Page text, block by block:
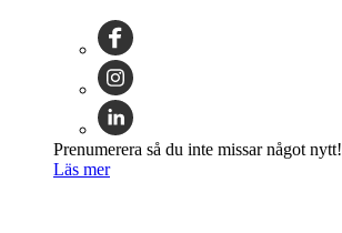
Prenumerera så du inte missar något nytt!
Läs mer